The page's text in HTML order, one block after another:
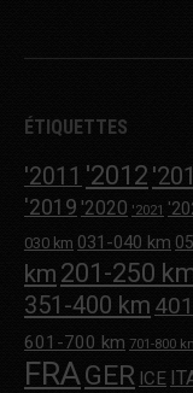
ÉTIQUETTES
'2011 '2012
'2019 '2020 '2021
030 km 031-040 km
km 201-250
351-400 km
601-700 km 701-800
FRAGER ICE